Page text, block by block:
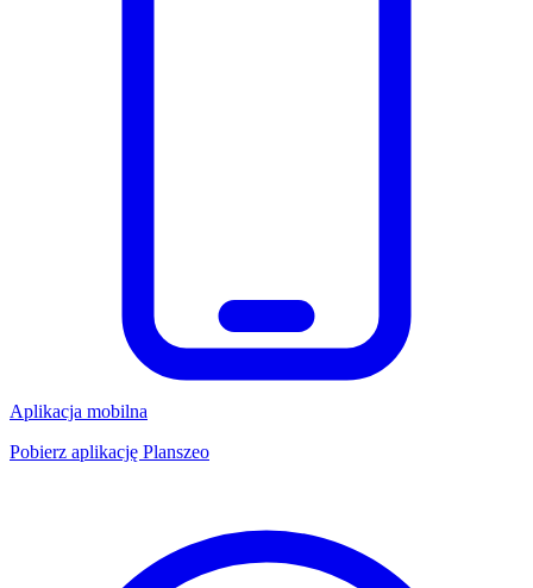
Aplikacja mobilna
Pobierz aplikację Planszeo